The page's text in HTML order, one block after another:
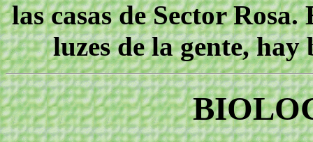
las casas de Sector
luzes de la gente, hay